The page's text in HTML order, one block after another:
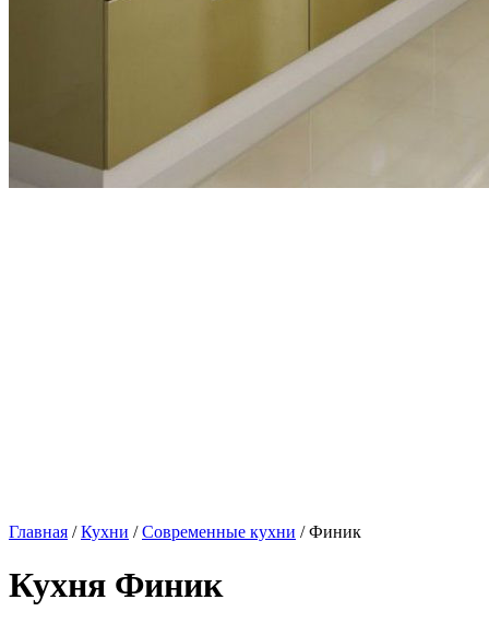
Главная /Кухни /Современные кухни / Финик
Кухня Финик